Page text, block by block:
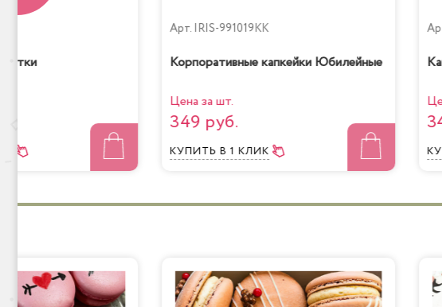
Арт. IRIS-991019KK
Корпоративные капкейки Юбилейные
Цена за шт.
349 руб.
КУПИТЬВ 1 КЛИК